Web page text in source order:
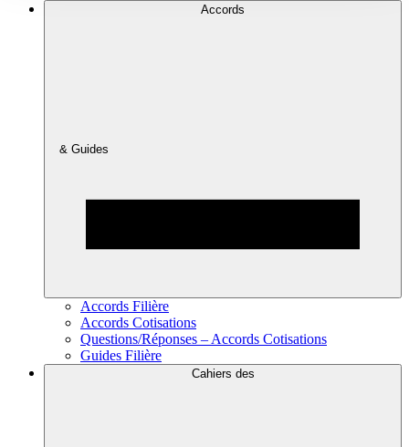
Accords
& Guides
Accords Filière
Accords Cotisations
Questions/Réponses – Accords Cotisations
Guides Filière
Cahiers des